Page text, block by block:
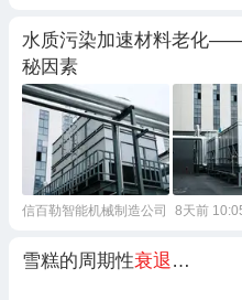
水质污染加速材料老化
秘因素
信百勒智能机械制造公司 8天前
雪糕的周期性衰退 …